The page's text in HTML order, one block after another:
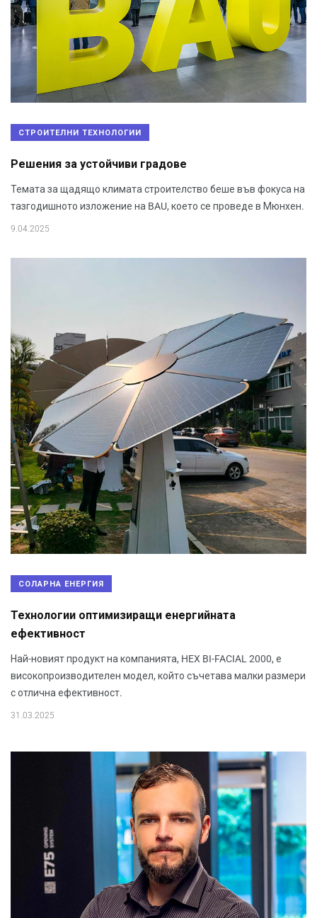
СТРОИТЕЛНИ ТЕХНОЛОГИИ
Решения за устойчиви градове
Темата за щадящо климата строителство беше във фокуса на
тазгодишното изложение на BAU, което се проведе в Мюнхен.
9.04.2025
СОЛАРНА ЕНЕРГИЯ
Технологии оптимизиращи енергийната
ефективност
Най-новият продукт на компанията, HEX BI-FACIAL 2000, е
високопроизводителен модел, който съчетава малки размери
с отлична ефективност.
31.03.2025